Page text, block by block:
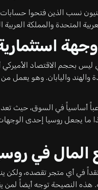
نسب الذين فتحوا
المتحدة والمملكة العربية
والهند واليابان. وهو
أساسياً في السوق، حيث
ما يجعل روسيا إحدى
في
في أي متجر تقصده، ولكن
هذه النصيحة توجه أيضاً لمن